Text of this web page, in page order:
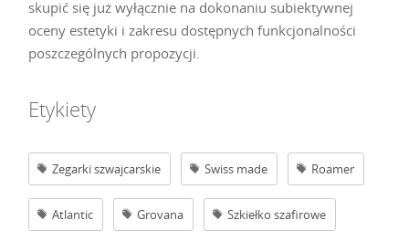
skupić się już wyłącznie na dokonaniu subiektywnej
oceny estetyki i zakresu dostępnych funkcjonalności
poszczególnych propozycji.
Etykiety
Zegarki szwajcarskie Swiss made Roamer
Atlantic Grovana Szkiełko szafirowe